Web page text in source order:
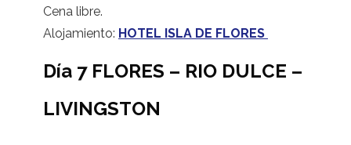
Cena libre.
Alojamiento: HOTEL ISLA DE FLORES
Día 7 FLORES – RIO DULCE –
LIVINGSTON